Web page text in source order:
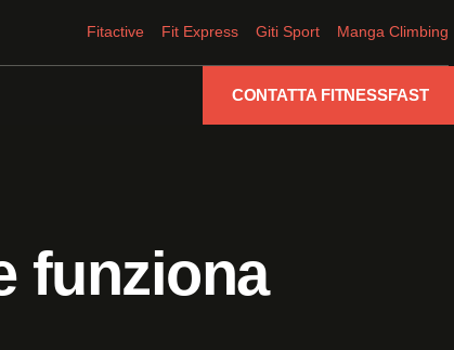
Fitactive Fit Express Giti Sport Manga Climbing
CONTATTA FITNESSFAST
funziona